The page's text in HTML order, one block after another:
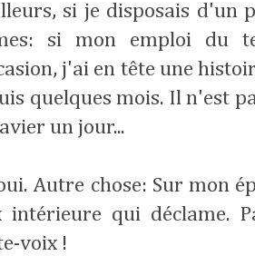
si je disposais d'un
si mon emploi du
j'ai en tête une
quelques mois. Il n'est
un jour...
Autre chose: Sur mon
intérieure qui déclame.
voix !